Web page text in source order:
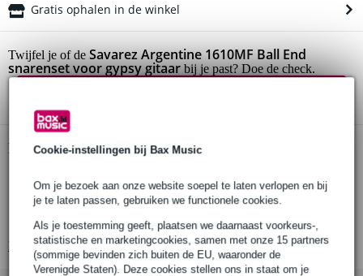
Cookie-instellingen bij Bax Music
Om je bezoek aan onze website soepel te laten verlopen en bij
je te laten passen, gebruiken we functionele cookies.
Als je toestemming geeft, plaatsen we daarnaast voorkeurs-,
statistische en marketingcookies, samen met onze 15 partners
(sommige bevinden zich buiten de EU, waaronder de
Verenigde Staten). Deze cookies stellen ons in staat om je
Gratis ophalen in de winkel
Twijfel je of de Savarez Argentine 1610MF Ball End
snarenset voor gypsy gitaarbij je past? Doe de check.
Productinformatie
geschikt voor: zigeuner / gypsy gitaren (Selmer etc.)
materiaal: staal, verzilverde winding
Bekijk alle productspecificaties